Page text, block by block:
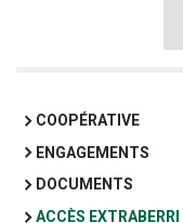
COOPÉRATIVE
ENGAGEMENTS
DOCUMENTS
ACCÈS EXTRABERRI